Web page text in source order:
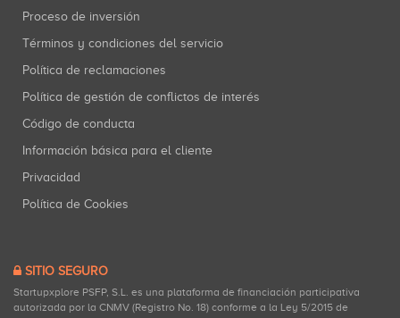
Proceso de inversión
Términos y condiciones del servicio
Política de reclamaciones
Política de gestión de conflictos de interés
Código de conducta
Información básica para el cliente
Privacidad
Política de Cookies
SITIO SEGURO
Startupxplore PSFP, S.L. es una plataforma de financiación participativa
autorizada por la CNMV (Registro No. 18) conforme a la Ley 5/2015 de